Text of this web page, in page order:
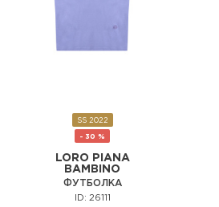
SS 2022
- 30 %
LORO PIANA
BAMBINO
ФУТБОЛКА
ID: 26111